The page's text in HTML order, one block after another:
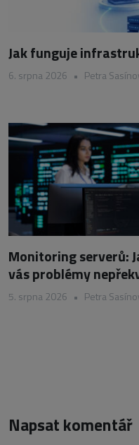
Jak funguje
6. srpna 2026 • Petra
Monitoring serverů:
vás problémy
5. srpna 2026 • Petra
Napsat komentář